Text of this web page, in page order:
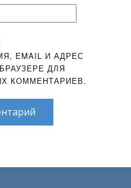
EMAIL И АДРЕС
ДЛЯ
КОММЕНТАРИЕВ.